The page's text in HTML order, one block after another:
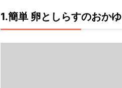
1.簡単 卵としらすのおかゆ